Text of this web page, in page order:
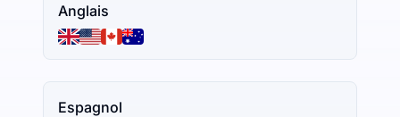
Anglais
Espagnol